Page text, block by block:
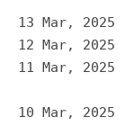
13 Mar, 2025
12 Mar, 2025
11 Mar, 2025
10 Mar, 2025